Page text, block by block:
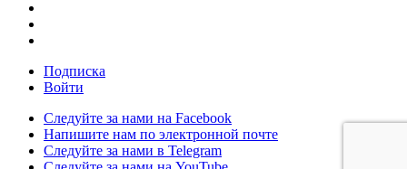
Подписка
Войти
Следуйте за нами на Facebook
Напишите нам по электронной почте
Следуйте за нами в Telegram